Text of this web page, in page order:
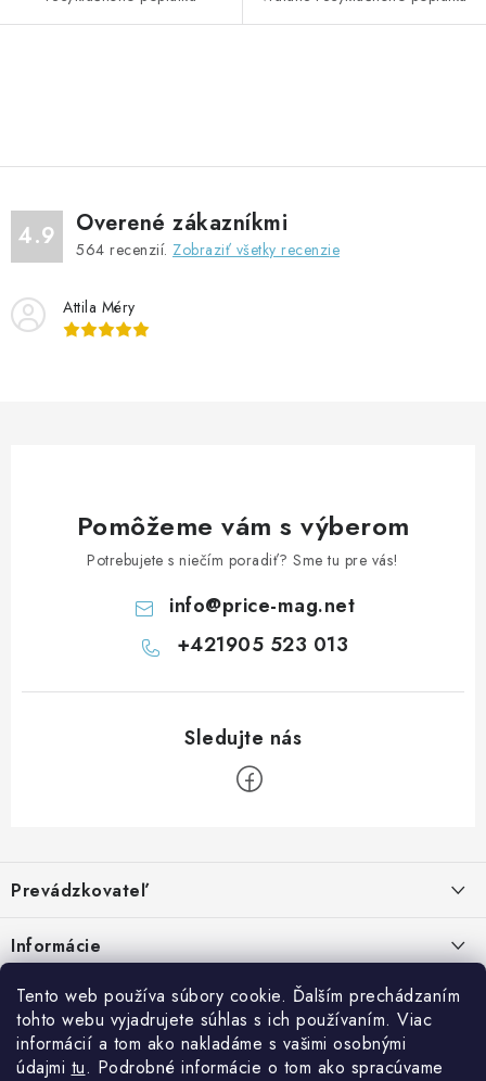
Tento web používa súbory cookie. Ďalším prechádzaním
tohto webu vyjadrujete súhlas s ich používaním. Viac
informácií a tom ako nakladáme s vašimi osobnými
údajmi tu. Podrobné informácie o tom ako spracúvame
á
d
a
c
e
4.9 Overené zákazníkmi
564 recenzií. Zobraziť všetky recenzie
Attila Méry
Pomôžeme vám s výberom
Potrebujete s niečím poradiť? Sme tu pre vás!
info@price-mag.net
+421905 523 013
p
ä
t
Prevádzkovateľ
Malinová 49
IČO: 34670602
DIČ: 1020448297
IČ DPH: SK1020448297
Informácie
Kontakty
Doprava a platba
Obchodné podmienky
Facebook